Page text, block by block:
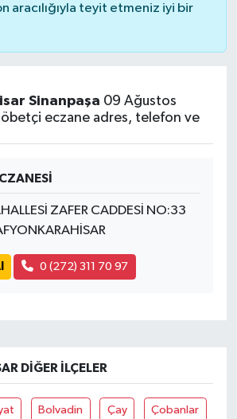
aracılığıyla teyit etmeniz iyi bir
Sinanpaşa 09 Ağustos
eczane adres, telefon ve
ZAFER CADDESİ NO:33
0 (272) 311 70 97
DIĞER İLÇELER
Bolvadin Çay Çobanlar